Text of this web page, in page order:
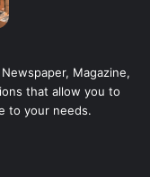
Magazine,
that allow you to
to your needs.